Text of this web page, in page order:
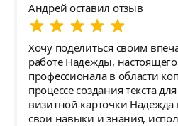
Андрей оставил отзыв
Хочу поделиться своим
работе Надежды, настоящего
профессионала в области
процессе создания текста
визитной карточки Надежда
свои навыки и знания,